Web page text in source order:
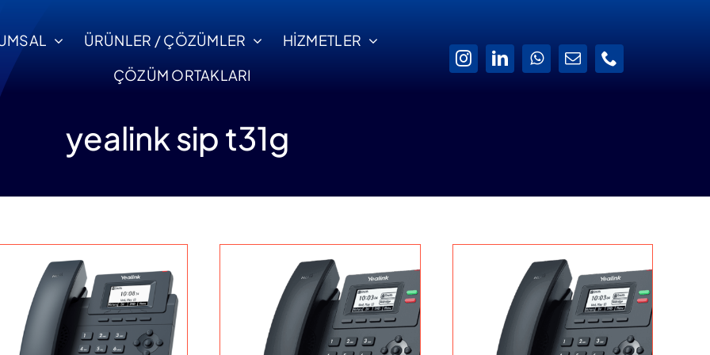
Bilgilerimizi İnceleyin.
İletişim Bilgilerimiz
Bize 7×24
Ulaşabileceğiniz İletişim
Kanallarımız.
ÜRÜNLER / ÇÖZÜMLER HİZMETLER
ile sorunsuz devreye
alma.
profesyonel destek
hizmeti.
sistemleriniz sürekli
güncel kalsın.
ÇÖZÜM ORTAKLARI
yealink sip t31g